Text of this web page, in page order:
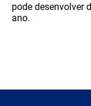
pode desenvolver
ano.